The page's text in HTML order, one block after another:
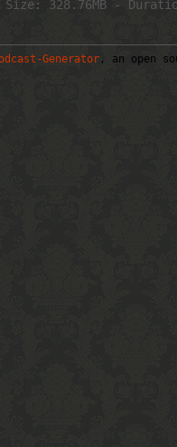
328.76MB -
Generator , an open